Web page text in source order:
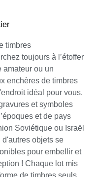
timbres
toujours à l’étoffer
amateur ou un
enchères de timbres
idéal pour vous.
et symboles
et de pays
Soviétique ou Israël
d'autres objets se
pour embellir et
! Chaque lot mis
de timbres seuls,